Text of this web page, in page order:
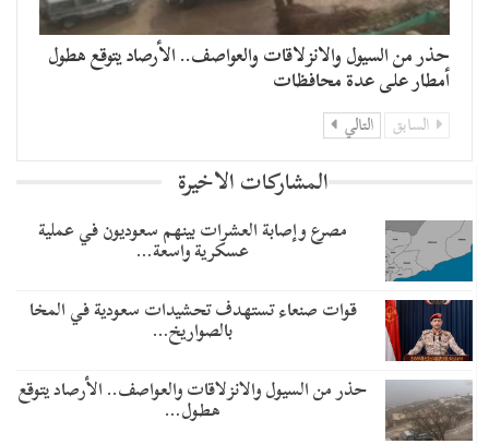
حذر من السيول والانزلاقات والعواصف.. الأرصاد يتوقع هطول
أمطار على عدة محافظات
السابق التالي
المشاركات الاخيرة
مصرع وإصابة العشرات بينهم سعوديون في عملية
عسكرية واسعة…
قوات صنعاء تستهدف تحشيدات سعودية في المخا
بالصواريخ…
حذر من السيول والانزلاقات والعواصف.. الأرصاد يتوقع
هطول…